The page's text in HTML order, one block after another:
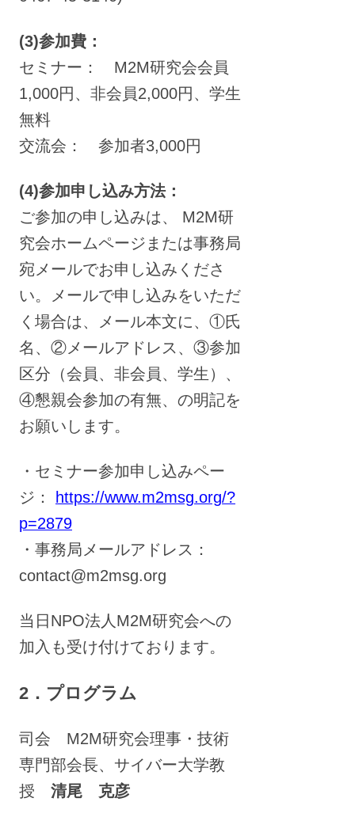
(3)参加費：
セミナー： M2M研究会会員
1,000円、非会員2,000円、学生
無料
交流会： 参加者3,000円
(4)参加申し込み方法：
ご参加の申し込みは、 M2M研
究会ホームページまたは事務局
宛メールでお申し込みくださ
い。メールで申し込みをいただ
く場合は、メール本文に、①氏
名、②メールアドレス、③参加
区分（会員、非会員、学生）、
④懇親会参加の有無、の明記を
お願いします。
・セミナー参加申し込みペー
ジ：
https://www.m2msg.org/?
p=2879
・事務局メールアドレス：
contact@m2msg.org
当日NPO法人M2M研究会への
加入も受け付けております。
2．プログラム
司会 M2M研究会理事・技術
専門部会長、サイバー大学教
授 清尾 克彦